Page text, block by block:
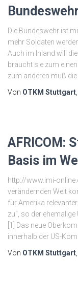
Die Bundeswehr ist
mehr Soldaten
Auch im Inland will
braucht sie zum
zum anderen muß
Von OTKM Stuttgart
AFRICOM:
Basis im
http://www.imi-
verändernden Welt
für Amerika
zu“, so der
[1] Das neue
innerhalb der US-
Von OTKM Stuttgart